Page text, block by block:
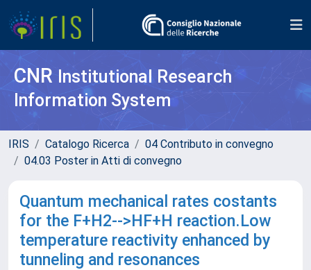
CNR Institutional Research
Information System
IRIS Catalogo Ricerca
04 Contributo in convegno
04.03 Poster in Atti di convegno
Quantum mechanical rates costants
for the F+H2-->HF+H reaction.Low
temperature reactivity enhanced by
tunneling and resonances